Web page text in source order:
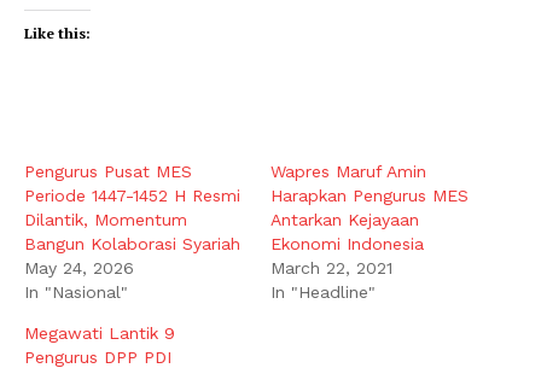
Like this:
Pengurus Pusat MES
Periode 1447-1452 H Resmi
Dilantik, Momentum
Bangun Kolaborasi Syariah
May 24, 2026
In "Nasional"
Wapres Maruf Amin
Harapkan Pengurus MES
Antarkan Kejayaan
Ekonomi Indonesia
March 22, 2021
In "Headline"
Megawati Lantik 9
Pengurus DPP PDI